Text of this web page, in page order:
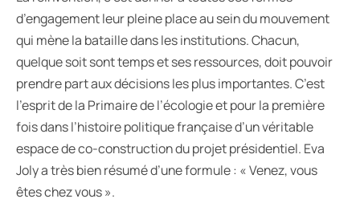
d’engagement leur pleine place au sein du mouvement
qui mène la bataille dans les institutions. Chacun,
quelque soit sont temps et ses ressources, doit pouvoir
prendre part aux décisions les plus importantes. C’est
l’esprit de la Primaire de l’écologie et pour la première
fois dans l’histoire politique française d’un véritable
espace de co-construction du projet présidentiel. Eva
Joly a très bien résumé d’une formule : « Venez, vous
êtes chez vous ».